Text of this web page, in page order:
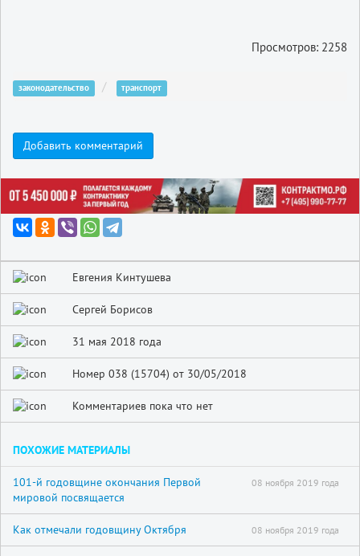
Просмотров: 2258
законодательство транспорт
Добавить комментарий
Евгения Кинтушева
Сергей Борисов
31 мая 2018 года
Номер 038 (15704) от 30/05/2018
Комментариев пока что нет
ПОХОЖИЕ МАТЕРИАЛЫ
101-й годовщине окончания Первой
мировой посвящается
08 ноября 2019 года
Как отмечали годовщину Октября 08 ноября 2019 года